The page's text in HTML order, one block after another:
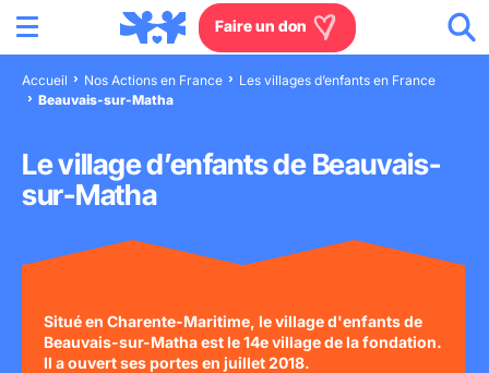
Aller à la recherche
Aller au pied de page
Faire un don
Nous connaître
Actions en France
Actualités
Accueil Nos Actions en France
Les villages d’enfants en France
Beauvais-sur-Matha
Le village d’enfants de Beauvais-
sur-Matha
Situé en Charente-Maritime, le village d'enfants de
Beauvais-sur-Matha est le 14e village de la fondation.
Il a ouvert ses portes en juillet 2018.